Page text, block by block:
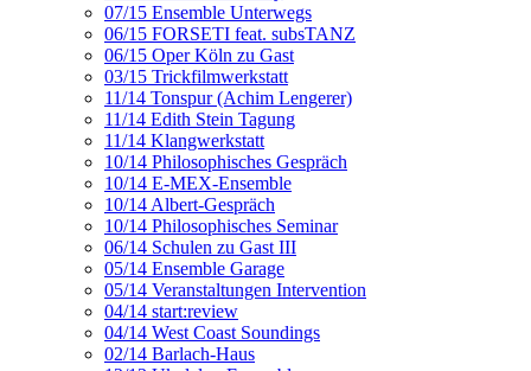
07/15 Ensemble Unterwegs
06/15 FORSETI feat. subsTANZ
06/15 Oper Köln zu Gast
03/15 Trickfilmwerkstatt
11/14 Tonspur (Achim Lengerer)
11/14 Edith Stein Tagung
11/14 Klangwerkstatt
10/14 Philosophisches Gespräch
10/14 E-MEX-Ensemble
10/14 Albert-Gespräch
10/14 Philosophisches Seminar
06/14 Schulen zu Gast III
05/14 Ensemble Garage
05/14 Veranstaltungen Intervention
04/14 start:review
04/14 West Coast Soundings
02/14 Barlach-Haus